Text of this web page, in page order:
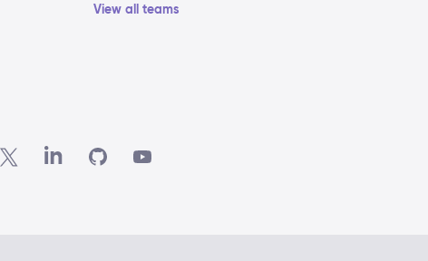
View all teams